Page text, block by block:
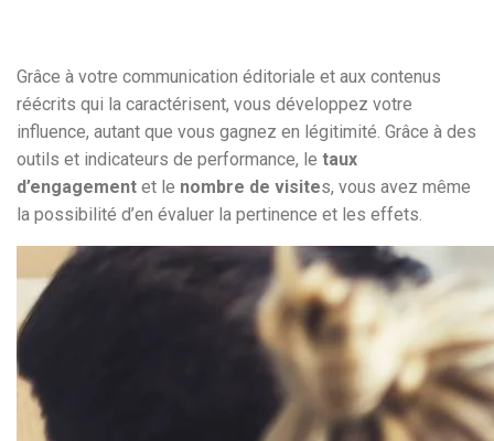
Grâce à votre communication éditoriale et aux contenus
réécrits qui la caractérisent, vous développez votre
influence, autant que vous gagnez en légitimité. Grâce à des
outils et indicateurs de performance, le taux
d’engagement et le nombre de visites, vous avez même
la possibilité d’en évaluer la pertinence et les effets.